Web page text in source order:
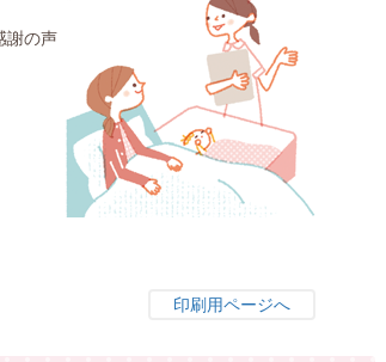
謝の声
印刷用ページへ